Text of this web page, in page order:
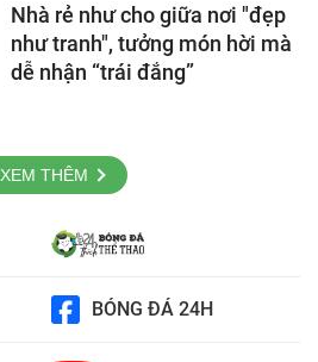
Nhà rẻ như cho giữa nơi "đẹp
như tranh", tưởng món hời mà
dễ nhận “trái đắng”
XEM THÊM
BÓNG ĐÁ 24H